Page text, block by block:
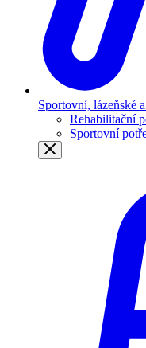
Sportovní, lázeňské
Rehabilitační
Sportovní